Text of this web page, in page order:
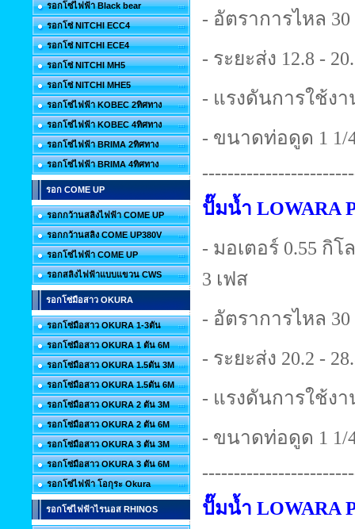
รอกโซ่ไฟฟ้า Black bear
รอกโซ่ NITCHI ECC4
รอกโซ่ NITCHI ECE4
รอกโซ่ NITCHI MH5
รอกโซ่ NITCHI MHE5
รอกโซ่ไฟฟ้า KOBEC 2ทิศทาง
รอกโซ่ไฟฟ้า KOBEC 4ทิศทาง
รอกโซ่ไฟฟ้า BRIMA 2ทิศทาง
รอกโซ่ไฟฟ้า BRIMA 4ทิศทาง
รอก COME UP
รอกกว้านสลิงไฟฟ้า COME UP
รอกกว้านสลิง COME UP380V
รอกโซ่ไฟฟ้า COME UP
รอกสลิงไฟฟ้าแบบแขวน CWS
รอกโซ่มือสาว OKURA
รอกโซ่มือสาว OKURA 1-3ตัน
รอกโซ่มือสาว OKURA 1 ตัน 6M
รอกโซ่มือสาว OKURA 1.5ตัน 3M
รอกโซ่มือสาว OKURA 1.5ตัน 6M
รอกโซ่มือสาว OKURA 2 ตัน 3M
รอกโซ่มือสาว OKURA 2 ตัน 6M
รอกโซ่มือสาว OKURA 3 ตัน 3M
รอกโซ่มือสาว OKURA 3 ตัน 6M
รอกโซ่ไฟฟ้า โอกุระ Okura
รอกโซ่ไฟฟ้าไรนอส RHINOS
- อัตราการไหล
- ระยะส่ง 12.8 -
- แรงดันการใช้งา
- ขนาดท่อดูด 1
ปั๊มน้ำ LOWARA
- มอเตอร์ 0.55 กิโ
3 เฟส
- อัตราการไหล
- ระยะส่ง 20.2 -
- แรงดันการใช้งา
- ขนาดท่อดูด 1 1/
ปั๊มน้ำ LOWARA